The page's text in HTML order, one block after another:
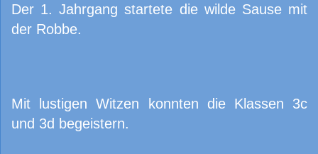
Der 1. Jahrgang startete die wilde Sause mit
der Robbe.
Mit lustigen Witzen konnten die Klassen 3c
und 3d begeistern.